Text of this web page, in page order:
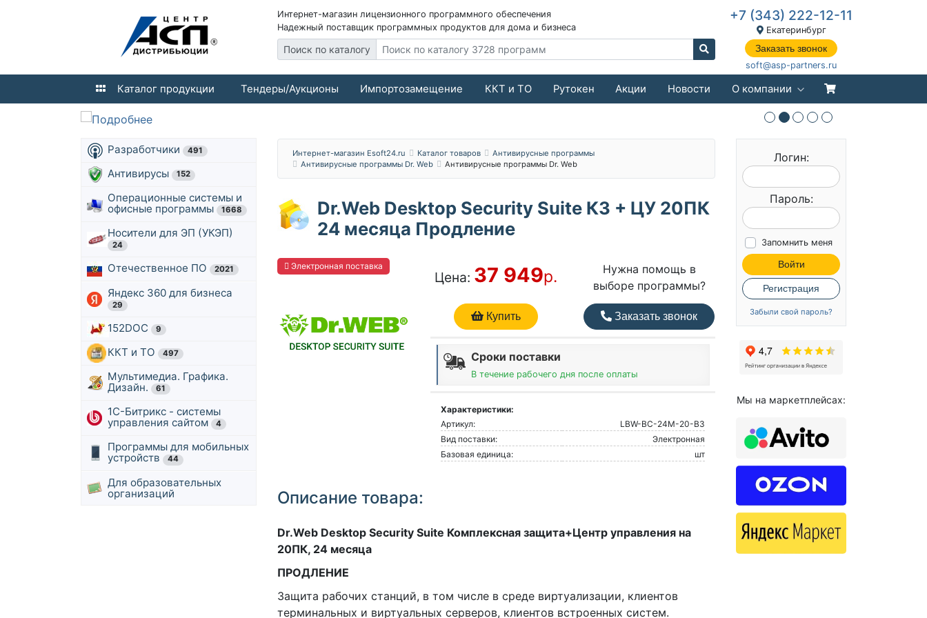
Интернет-магазин лицензионного программного обеспечения
Надежный поставщик программных продуктов для дома и бизнеса
Поиск по каталогу
+7 (343) 222-12-11
Екатеринбург
Заказать звонок
soft@asp-partners.ru
Каталог продукции Тендеры/Аукционы Импортозамещение ККТ и ТО Рутокен Акции Новости О компании
Разработчики 491
Антивирусы 152
Операционные системы и
офисные программы
1668
Носители для ЭП (УКЭП)
24
Отечественное ПО 2021
Яндекс 360 для бизнеса
29
152DOC 9
ККТ и ТО 497
Мультимедиа. Графика.
Дизайн.
61
1С-Битрикс - системы
управления сайтом
4
Программы для мобильных
устройств
44
Для образовательных
организаций
Интернет-магазин Esoft24.ru Каталог товаров
Антивирусные программы
Антивирусные программы Dr. Web
Антивирусные программы Dr. Web
Dr.Web Desktop Security Suite КЗ + ЦУ 20ПК
24 месяца Продление
Электронная поставка
Цена: 37 949р.
Купить
Нужна помощь в
выборе программы?
Заказать звонок
Сроки поставки
В течение рабочего дня после оплаты
Характеристики:
Артикул:
LBW-BC-24M-20-B3
Вид поставки:
Электронная
Базовая единица:
шт
Описание товара:
Dr.Web Desktop Security Suite Комплексная защита+Центр управления на
20ПК, 24 месяца
ПРОДЛЕНИЕ
Защита рабочих станций, в том числе в среде виртуализации, клиентов
терминальных и виртуальных серверов, клиентов встроенных систем.
Логин:
Пароль:
Запомнить меня
Войти
Регистрация
Забыли свой пароль?
Мы на маркетплейсах: